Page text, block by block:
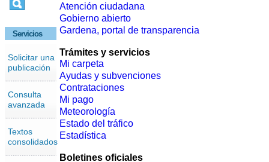
Servicios
Solicitar una
publicación
Consulta
avanzada
Textos
consolidados
Atención ciudadana
Gobierno abierto
Gardena, portal de transparencia
Trámites y servicios
Mi carpeta
Ayudas y subvenciones
Contrataciones
Mi pago
Meteorología
Estado del tráfico
Estadística
Boletines oficiales